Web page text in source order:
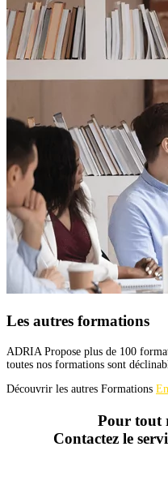
Les autres formations
ADRIA Propose plus de 100
toutes nos formations sont
Découvrir les autres Formations
Pour tout
Contactez le